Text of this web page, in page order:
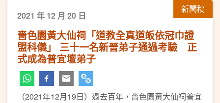
新聞稿
2021 年 12 月 20 日
嗇色園黃大仙祠「道教全真道皈依冠巾證
盟科儀」 三十一名新晉弟子通過考驗 正
式成為普宜壇弟子
（2021年12月19日）過去百年，嗇色園黃大仙祠普宜